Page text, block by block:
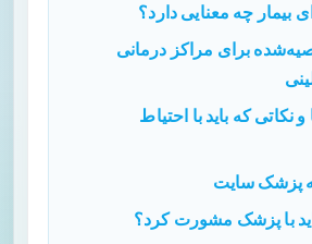
بیمار چه معنایی دارد؟
برای مراکز درمانی
نکاتی که باید با احتیاط
پزشک سایت
با پزشک مشورت کرد؟